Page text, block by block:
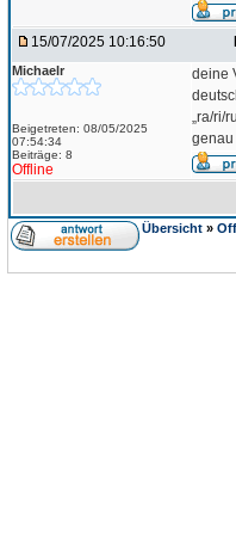
15/07/2025 10:16:50
Michaelr
Beigetreten: 08/05/2025
07:54:34
Beiträge: 8
Offline
deine
„ra/ri/
genau
Übersicht »